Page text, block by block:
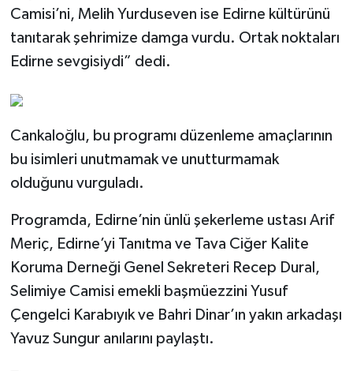
Camisi’ni, Melih Yurduseven ise Edirne kültürünü
tanıtarak şehrimize damga vurdu. Ortak noktaları
Edirne sevgisiydi” dedi.
Cankaloğlu, bu programı düzenleme amaçlarının
bu isimleri unutmamak ve unutturmamak
olduğunu vurguladı.
Programda, Edirne’nin ünlü şekerleme ustası Arif
Meriç, Edirne’yi Tanıtma ve Tava Ciğer Kalite
Koruma Derneği Genel Sekreteri Recep Dural,
Selimiye Camisi emekli başmüezzini Yusuf
Çengelci Karabıyık ve Bahri Dinar’ın yakın arkadaşı
Yavuz Sungur anılarını paylaştı.